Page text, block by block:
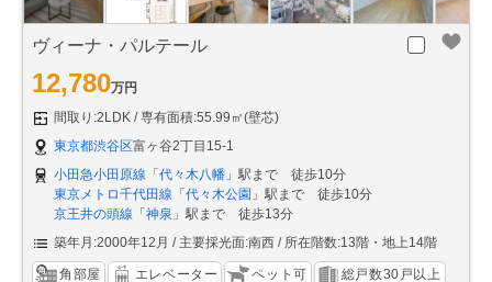
ヴィーナ・パルテール
12,780万円
間取り:2LDK
専有面積:55.99㎡(壁芯)
東京都渋谷区富ヶ谷2丁目15-1
小田急小田原線 「 代々木八幡 」駅まで 徒歩10分
東京メトロ千代田線 「 代々木公園 」駅まで 徒歩10分
京王井の頭線 「 神泉 」駅まで 徒歩13分
築年月:2000年12月
主要採光面:南西 所在階数:13階・地上14階
角部屋 エレベーター ペット可 総戸数30戸以上